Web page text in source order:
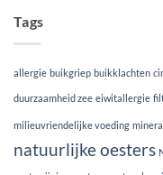
Tags
allergie buikgriep buikklachten
duurzaamheid zee eiwitallergie
milieuvriendelijke voeding
natuurlijke oesters